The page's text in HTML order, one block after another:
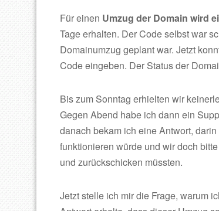
Für einen Umzug der Domain wird
Tage erhalten. Der Code selbst war
Domainumzug geplant war. Jetzt
Code eingeben. Der Status der
Bis zum Sonntag erhielten wir
Gegen Abend habe ich dann ein
danach bekam ich eine Antwort,
funktionieren würde und wir doch
und zurückschicken müssten.
Jetzt stelle ich mir die Frage, warum